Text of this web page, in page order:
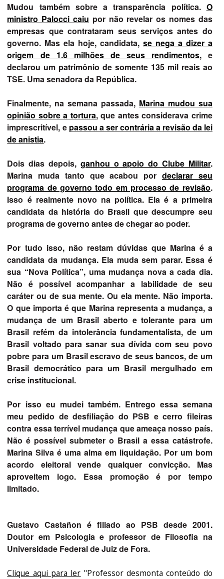
Mudou também sobre a transparência política. O
ministro Palocci caiu por não revelar os nomes das
empresas que contrataram seus serviços antes do
governo. Mas ela hoje, candidata,se nega a dizer a
origem de 1.6 milhões de seus rendimentos, e
declarou um patrimônio de somente 135 mil reais ao
TSE. Uma senadora da República.
Finalmente, na semana passada, Marina mudou sua
opinião sobre a tortura, que antes considerava crime
imprescritível, e passou a ser contrária a revisão da lei
de anistia.
Dois dias depois, ganhou o apoio do Clube Militar.
Marina muda tanto que acabou por declarar seu
programa de governo todo em processo de revisão.
Isso é realmente novo na política. Ela é a primeira
candidata da história do Brasil que descumpre seu
programa de governo antes de chegar ao poder.
Por tudo isso, não restam dúvidas que Marina é a
candidata da mudança. Ela muda sem parar. Essa é
sua “Nova Política”, uma mudança nova a cada dia.
Não é possível acompanhar a labilidade de seu
caráter ou de sua mente. Ou ela mente. Não importa.
O que importa é que Marina representa a mudança, a
mudança de um Brasil aberto e tolerante para um
Brasil refém da intolerância fundamentalista, de um
Brasil voltado para sanar sua dívida com seu povo
pobre para um Brasil escravo de seus bancos, de um
Brasil democrático para um Brasil mergulhado em
crise institucional.
Por isso eu mudei também. Entrego essa semana
meu pedido de desfiliação do PSB e cerro fileiras
contra essa terrível mudança que ameaça nosso país.
Não é possível submeter o Brasil a essa catástrofe.
Marina Silva é uma alma em liquidação. Por um bom
acordo eleitoral vende qualquer convicção. Mas
aproveitem logo. Essa promoção é por tempo
limitado.
Gustavo Castañon é filiado ao PSB desde 2001.
Doutor em Psicologia e professor de Filosofia na
Universidade Federal de Juiz de Fora.
Clique aqui para ler "Professor desmonta conteúdo do